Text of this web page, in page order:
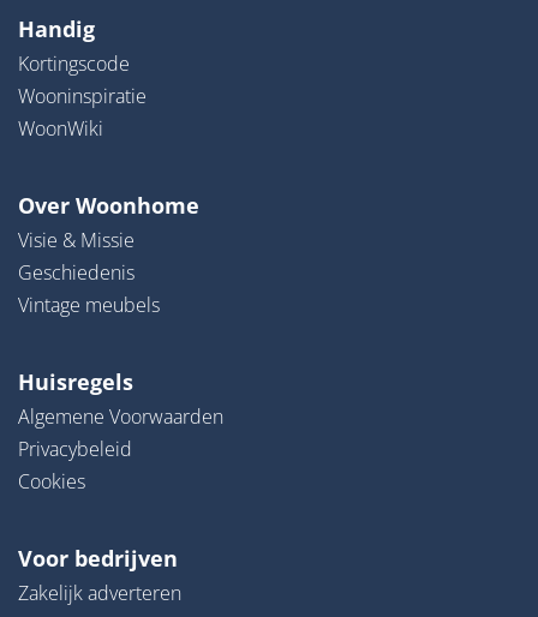
Handig
Kortingscode
Wooninspiratie
WoonWiki
Over Woonhome
Visie & Missie
Geschiedenis
Vintage meubels
Huisregels
Algemene Voorwaarden
Privacybeleid
Cookies
Voor bedrijven
Zakelijk adverteren